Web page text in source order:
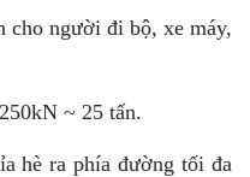
cho người đi bộ, xe máy,
~ 25 tấn.
hè ra phía đường tối đa